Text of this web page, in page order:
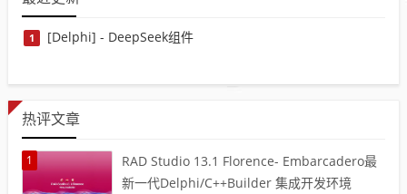
1 [Delphi] - DeepSeek组件
热评文章
1
RAD Studio 13.1 Florence- Embarcadero最
新一代Delphi/C++Builder 集成开发环境